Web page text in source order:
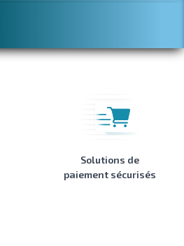
Solutions de
paiement sécurisés